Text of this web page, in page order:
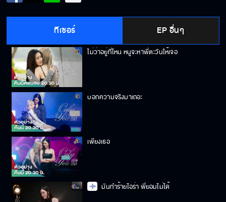
ทีเซอร์ EP อื่นๆ
ไม่ว่าอยู่ที่ไหน หนูจะหาพี่ตะวันให้เจอ
บอกความจริงมาเถอะ
เพียงเธอ
มันทำร้ายไอร่า พี่ยอมไม่ได้